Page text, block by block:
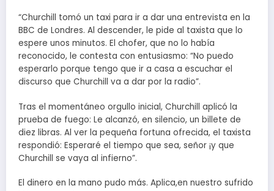
“Churchill tomó un taxi para ir a dar una entrevista en la
BBC de Londres. Al descender, le pide al taxista que lo
espere unos minutos. El chofer, que no lo había
reconocido, le contesta con entusiasmo: “No puedo
esperarlo porque tengo que ir a casa a escuchar el
discurso que Churchill va a dar por la radio”.
Tras el momentáneo orgullo inicial, Churchill aplicó la
prueba de fuego: Le alcanzó, en silencio, un billete de
diez libras. Al ver la pequeña fortuna ofrecida, el taxista
respondió: Esperaré el tiempo que sea, señor ¡y que
Churchill se vaya al infierno”.
El dinero en la mano pudo más. Aplica,en nuestro sufrido